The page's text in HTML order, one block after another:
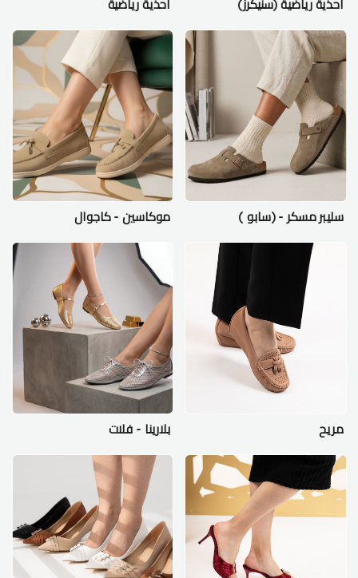
احذية رياضية (سنيكرز) احذية رياضية
سليبر مسكر - (سابو ) موكاسين - كاجوال
مريح بلارينا - فلات